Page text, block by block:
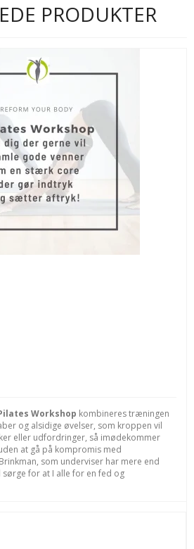
PRODUKTER
Workshop kombineres træningen
og alsidige øvelser, som kroppen vil
eller udfordringer, så imødekommer
at gå på kompromis med
som underviser har mere end
for at I alle for en fed og